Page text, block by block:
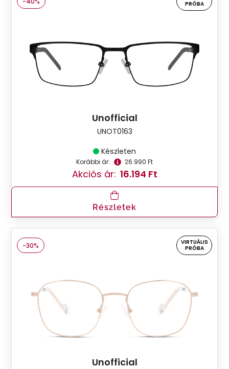
PRÓBA
Unofficial
UNOT0163
Készleten
Korábbi ár: 26.990 Ft
Akciós ár: 16.194 Ft
Részletek
-30%
VIRTUÁLIS
PRÓBA
Unofficial